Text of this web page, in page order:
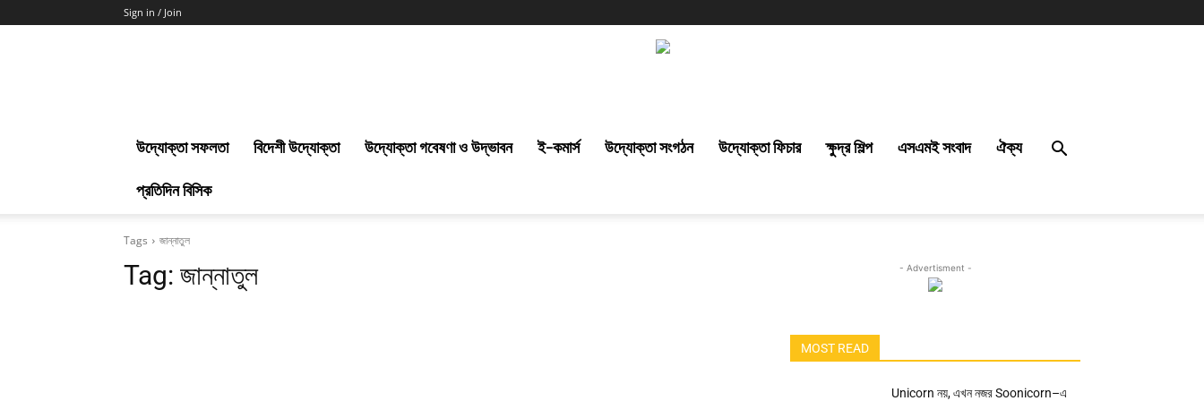
Sign in / Join
উদ্যোক্তা সফলতা বিদেশী উদ্যোক্তা উদ্যোক্তা গবেষণা ও উদ্ভাবন ই-কমার্স উদ্যোক্তা সংগঠন উদ্যোক্তা ফিচার ক্ষুদ্র শিল্প এসএমই সংবাদ ঐক্য
প্রতিদিন বিসিক
Tags জান্নাতুল
Tag: জান্নাতুল - Advertisment -
MOST READ
Unicorn নয়, এখন নজর Soonicorn–এ